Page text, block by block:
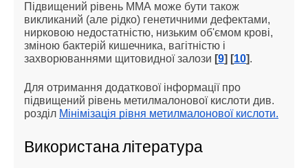
Підвищений рівень ММА може бути також
викликаний (але рідко) генетичними дефектами,
нирковою недостатністю, низьким об'ємом крові,
зміною бактерій кишечника, вагітністю і
захворюваннями щитовидної залози [9] [10].
Для отримання додаткової інформації про
підвищений рівень метилмалонової кислоти див.
розділ Мінімізація рівня метилмалонової кислоти.
Використана література